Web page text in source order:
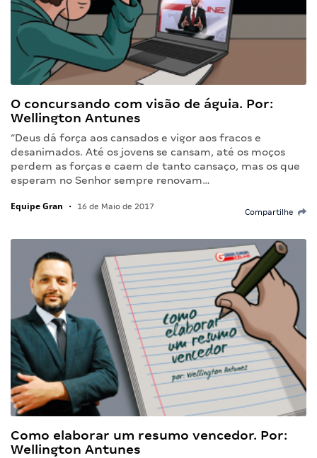
O concursando com visão de águia. Por:
Wellington Antunes
“Deus dá força aos cansados e vigor aos fracos e
desanimados. Até os jovens se cansam, até os moços
perdem as forças e caem de tanto cansaço, mas os que
esperam no Senhor sempre renovam…
Equipe Gran • 16 de Maio de 2017
Compartilhe
Como elaborar um resumo vencedor. Por:
Wellington Antunes